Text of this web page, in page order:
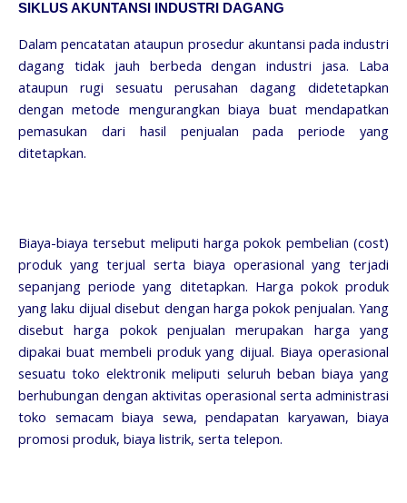
SIKLUS AKUNTANSI INDUSTRI DAGANG
Dalam pencatatan ataupun prosedur akuntansi pada industri
dagang tidak jauh berbeda dengan industri jasa. Laba
ataupun rugi sesuatu perusahan dagang didetetapkan
dengan metode mengurangkan biaya buat mendapatkan
pemasukan dari hasil penjualan pada periode yang
ditetapkan.
Biaya-biaya tersebut meliputi harga pokok pembelian (cost)
produk yang terjual serta biaya operasional yang terjadi
sepanjang periode yang ditetapkan. Harga pokok produk
yang laku dijual disebut dengan harga pokok penjualan. Yang
disebut harga pokok penjualan merupakan harga yang
dipakai buat membeli produk yang dijual. Biaya operasional
sesuatu toko elektronik meliputi seluruh beban biaya yang
berhubungan dengan aktivitas operasional serta administrasi
toko semacam biaya sewa, pendapatan karyawan, biaya
promosi produk, biaya listrik, serta telepon.